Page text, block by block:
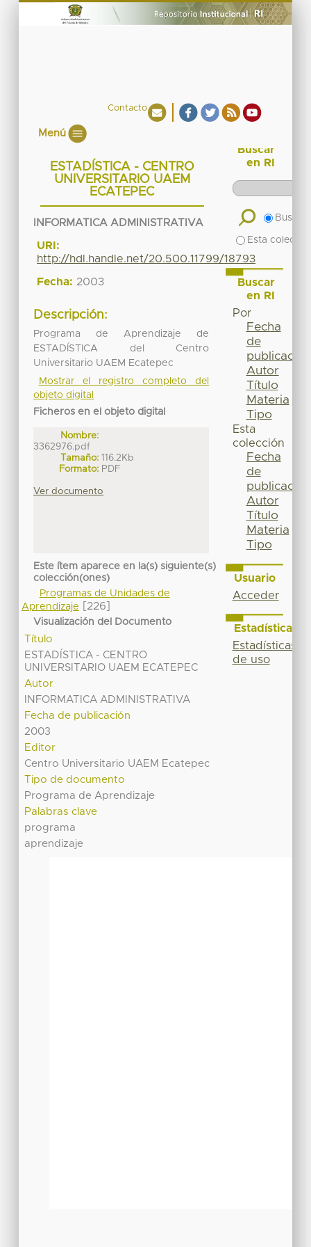
Contacto
Menú
ESTADÍSTICA - CENTRO
UNIVERSITARIO UAEM
ECATEPEC
INFORMATICA ADMINISTRATIVA
URI:
http://hdl.handle.net/20.500.11799/18793
Fecha: 2003
Descripción:
Programa de Aprendizaje de
ESTADÍSTICA del Centro
Universitario UAEM Ecatepec
Mostrar el registro completo del
objeto digital
Ficheros en el objeto digital
Nombre:
3362976.pdf
Tamaño: 116.2Kb
Formato: PDF
Ver documento
Este ítem aparece en la(s) siguiente(s)
colección(ones)
Programas de Unidades de
Aprendizaje
[226]
Visualización del Documento
Título
ESTADÍSTICA - CENTRO
UNIVERSITARIO UAEM ECATEPEC
Autor
INFORMATICA ADMINISTRATIVA
Fecha de publicación
2003
Editor
Centro Universitario UAEM Ecatepec
Tipo de documento
Programa de Aprendizaje
Palabras clave
programa
aprendizaje
Buscar
en RI
Buscar
Esta
Buscar
en RI
Por
Fecha
de
publicación
Autor
Título
Materia
Tipo
Esta
colección
Fecha
de
publicación
Autor
Título
Materia
Tipo
Usuario
Acceder
Estadísticas
Estadísticas
de uso